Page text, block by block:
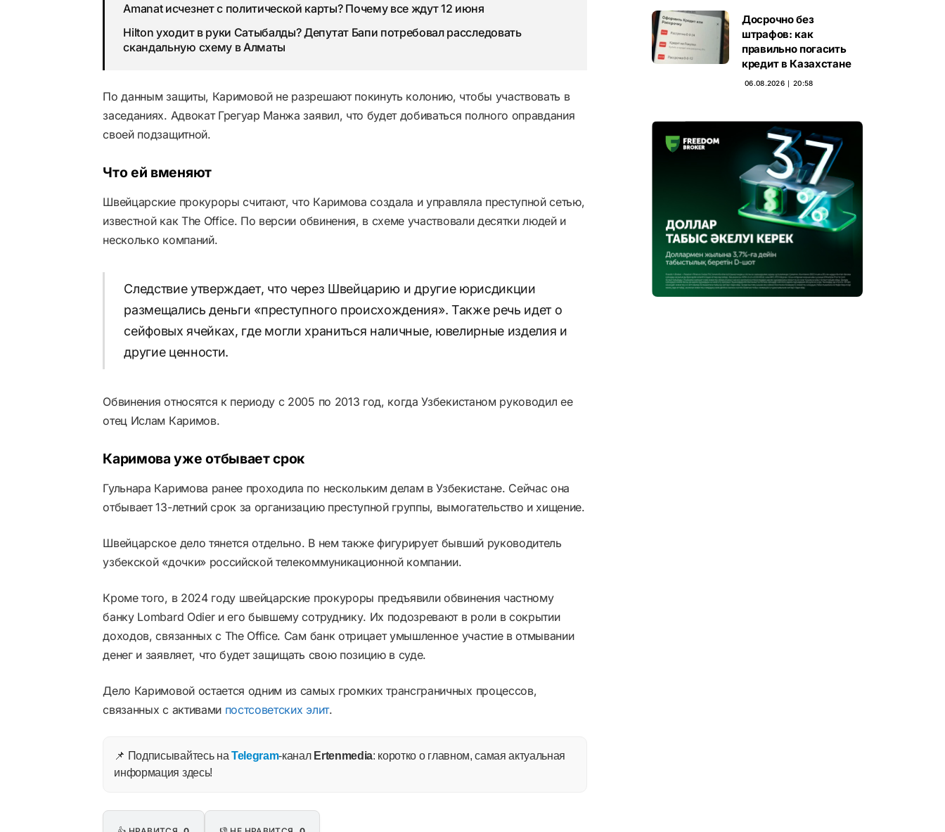
Amanat исчезнет с политической карты? Почему все ждут 12 июня
Hilton уходит в руки Сатыбалды? Депутат Бапи потребовал расследовать
скандальную схему в Алматы
По данным защиты, Каримовой не разрешают покинуть колонию, чтобы участвовать в
заседаниях. Адвокат Грегуар Манжа заявил, что будет добиваться полного оправдания
своей подзащитной.
Что ей вменяют
Швейцарские прокуроры считают, что Каримова создала и управляла преступной сетью,
известной как The Office. По версии обвинения, в схеме участвовали десятки людей и
несколько компаний.
Следствие утверждает, что через Швейцарию и другие юрисдикции
размещались деньги «преступного происхождения». Также речь идет о
сейфовых ячейках, где могли храниться наличные, ювелирные изделия и
другие ценности.
Обвинения относятся к периоду с 2005 по 2013 год, когда Узбекистаном руководил ее
отец Ислам Каримов.
Каримова уже отбывает срок
Гульнара Каримова ранее проходила по нескольким делам в Узбекистане. Сейчас она
отбывает 13-летний срок за организацию преступной группы, вымогательство и хищение.
Швейцарское дело тянется отдельно. В нем также фигурирует бывший руководитель
узбекской «дочки» российской телекоммуникационной компании.
Кроме того, в 2024 году швейцарские прокуроры предъявили обвинения частному
банку Lombard Odier и его бывшему сотруднику. Их подозревают в роли в сокрытии
доходов, связанных с The Office. Сам банк отрицает умышленное участие в отмывании
денег и заявляет, что будет защищать свою позицию в суде.
Дело Каримовой остается одним из самых громких трансграничных процессов,
связанных с активами постсоветских элит.
📌 Подписывайтесь на Telegram-канал Ertenmedia: коротко о главном, самая актуальная
информация здесь!
Досрочно без
штрафов: как
правильно погасить
кредит в Казахстане
06.08.2026 ∣ 20:58